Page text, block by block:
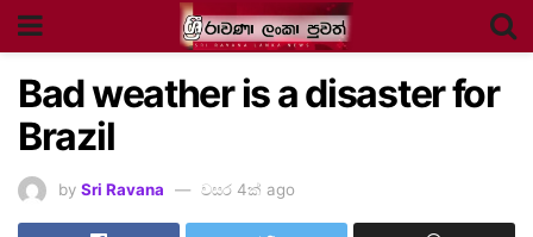
Bad weather is a disaster for
Brazil
by Sri Ravana වසර 4ක් ago